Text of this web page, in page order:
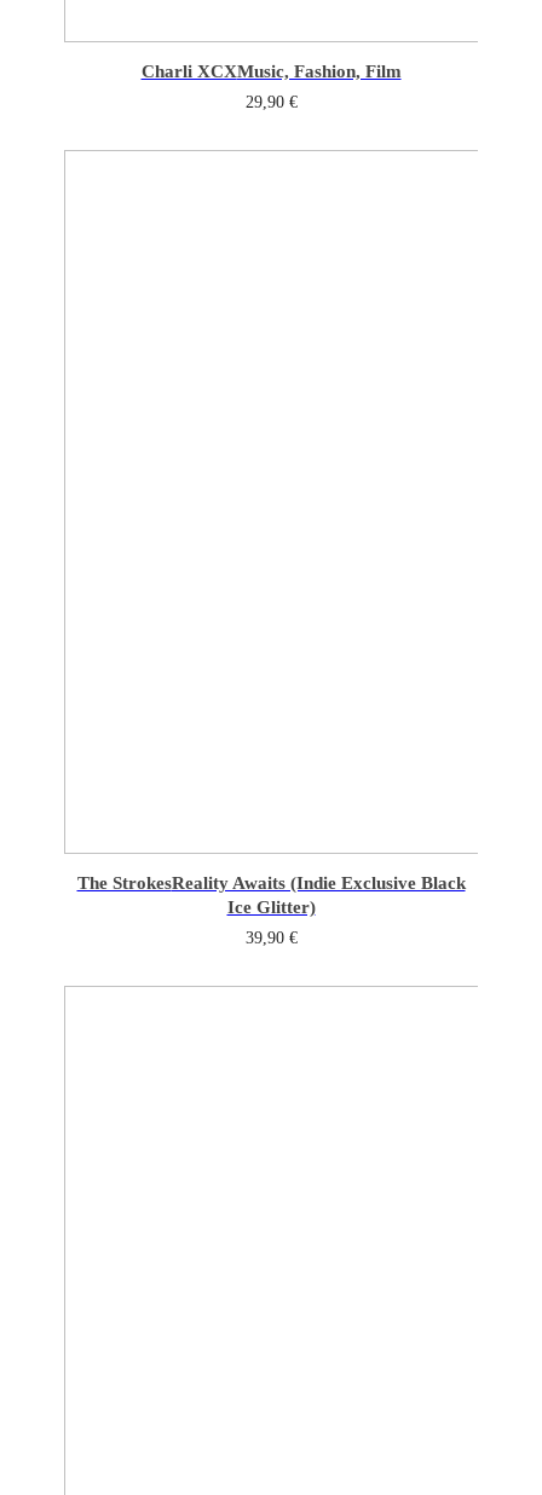
Charli XCXMusic, Fashion, Film
29,90 €
The StrokesReality Awaits (Indie Exclusive Black
Ice Glitter)
39,90 €